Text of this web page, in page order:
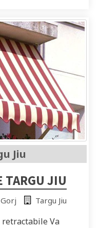
Jiu
TARGU JIU
Targu Jiu
Va